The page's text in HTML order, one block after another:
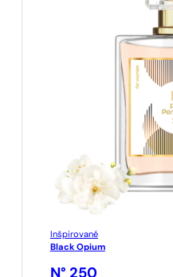
Inšpirované
Black Opium